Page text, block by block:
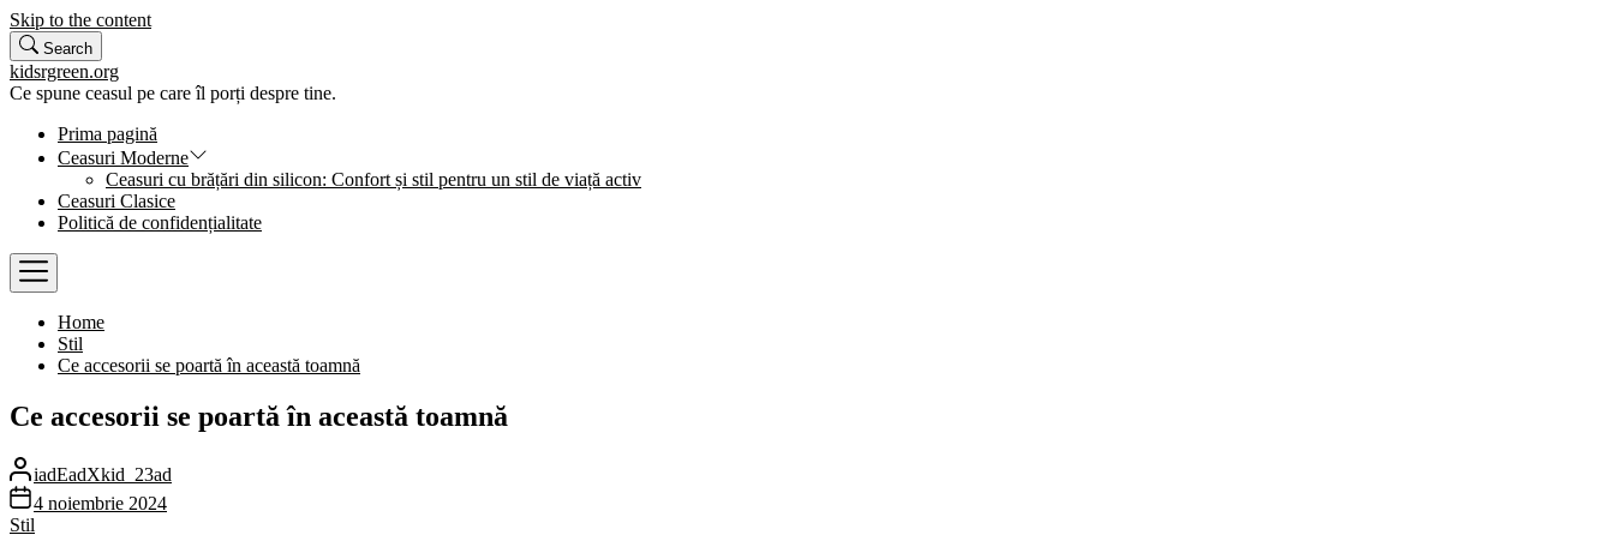
Skip to the content
Search
kidsrgreen.org
Ce spune ceasul pe care îl porți despre tine.
Prima pagină
Ceasuri Moderne
Ceasuri cu brățări din silicon: Confort și stil pentru un stil de viață activ
Ceasuri Clasice
Politică de confidențialitate
Home
Stil
Ce accesorii se poartă în această toamnă
Ce accesorii se poartă în această toamnă
iadEadXkid_23ad
4 noiembrie 2024
Stil